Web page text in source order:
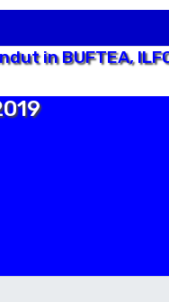
in BUFTEA,